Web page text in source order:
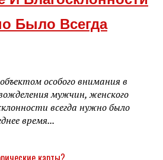
Было Всегда
особого внимания в
мужчин, женского
всегда нужно было
время...